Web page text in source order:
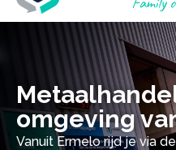
omgeving
Vanuit Ermelo rijd je via